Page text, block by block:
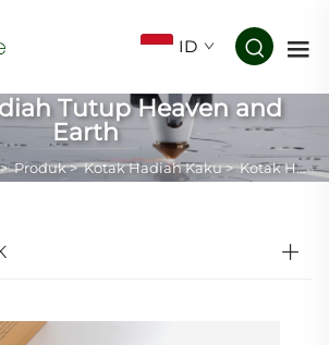
ID
Tutup Heaven and
Earth
Produk>Kotak Hadiah Kaku>Kotak Hadiah Tutup Heaven and Earth